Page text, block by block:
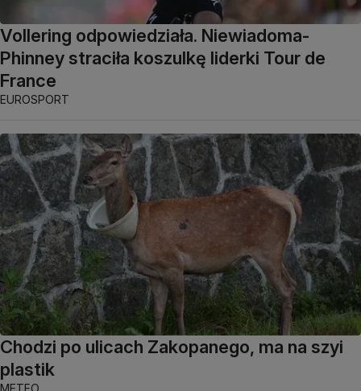
Vollering odpowiedziała. Niewiadoma-
Phinney straciła koszulkę liderki Tour de
France
EUROSPORT
Chodzi po ulicach Zakopanego, ma na szyi
plastik
METEO